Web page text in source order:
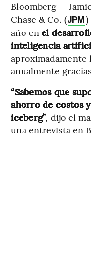
Bloomberg —
Chase & Co. (JPM)
año en el
inteligencia
aproximadamente
anualmente
“Sabemos que
ahorro de costos
iceberg”, dijo el
una entrevista en